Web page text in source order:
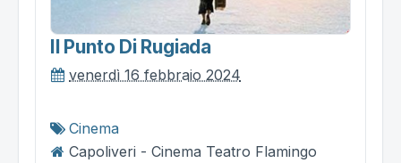
Il Punto Di Rugiada
venerdì 16 febbraio 2024
Cinema
Capoliveri - Cinema Teatro Flamingo